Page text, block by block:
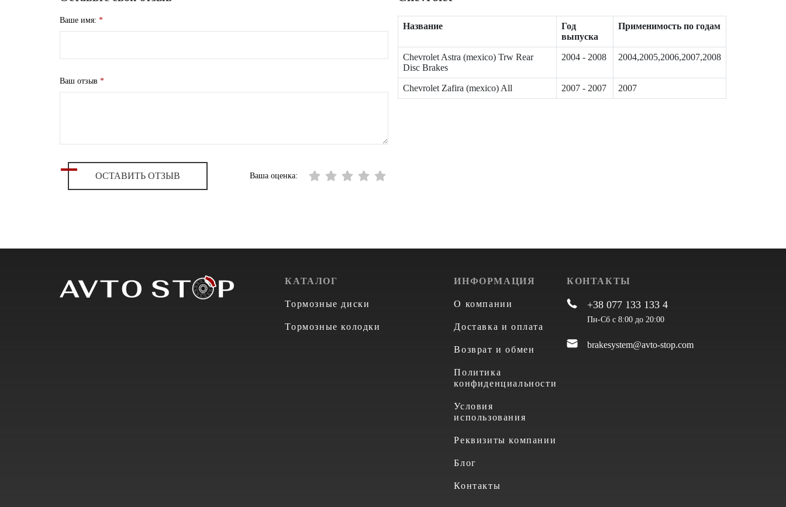
Ваше имя: *
Ваш отзыв *
ОСТАВИТЬ ОТЗЫВ Ваша оценка:
Название
Год
выпуска
Применимость по годам
Chevrolet Astra (mexico) Trw Rear
Disc Brakes
2004 - 2008 2004,2005,2006,2007,2008
Chevrolet Zafira (mexico) All 2007 - 2007 2007
КАТАЛОГ
Тормозные диски
Тормозные колодки
ИНФОРМАЦИЯ
О компании
Доставка и оплата
Возврат и обмен
Политика
конфиденциальности
Условия
использования
Реквизиты компании
Блог
Контакты
КОНТАКТЫ
+38 077 133 133 4
Пн-Сб с 8:00 до 20:00
brakesystem@avto-stop.com